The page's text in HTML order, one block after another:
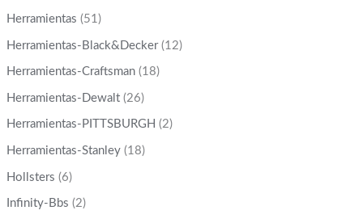
Herramientas (51)
Herramientas-Black&Decker (12)
Herramientas-Craftsman (18)
Herramientas-Dewalt (26)
Herramientas-PITTSBURGH (2)
Herramientas-Stanley (18)
Hollsters (6)
Infinity-Bbs (2)